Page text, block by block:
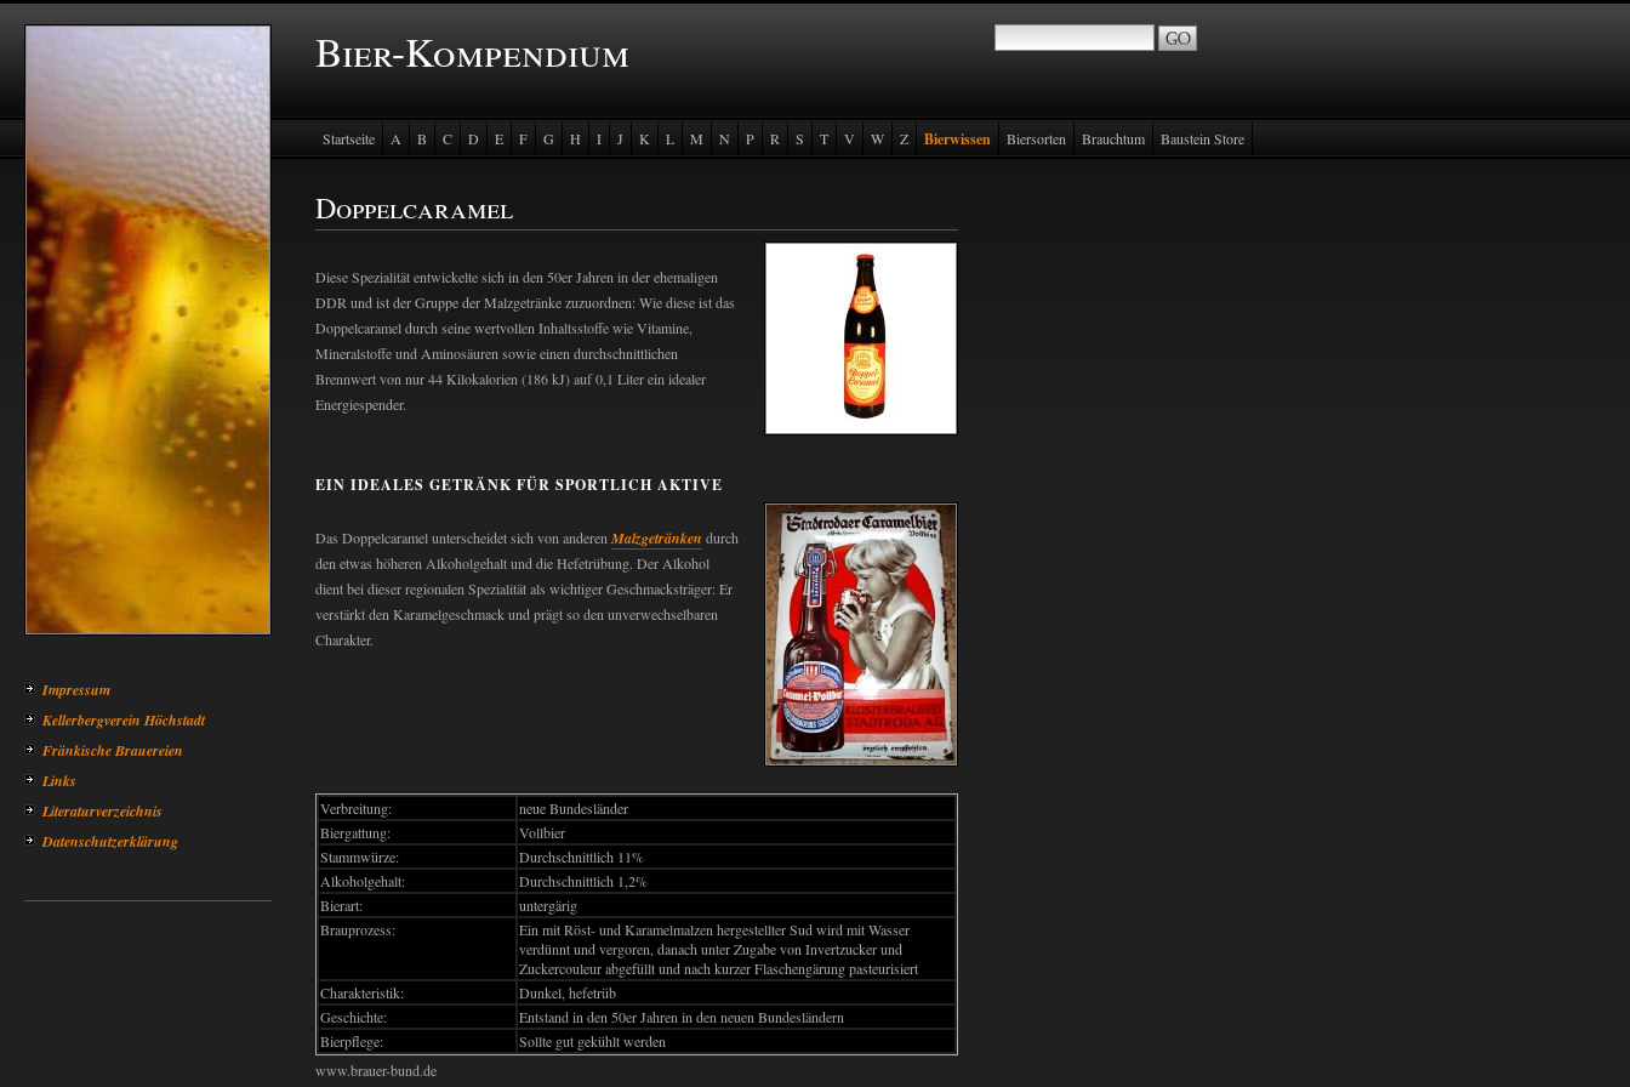
Bier-Kompendium
Impressum
Kellerbergverein Höchstadt
Fränkische Brauereien
Links
Literaturverzeichnis
Datenschutzerklärung
Startseite A B C D E F G H I J K L M N P R S T V W Z Bierwissen Biersorten Brauchtum Baustein Store
Doppelcaramel
Diese Spezialität entwickelte sich in den 50er Jahren in der ehemaligen
DDR und ist der Gruppe der Malzgetränke zuzuordnen: Wie diese ist das
Doppelcaramel durch seine wertvollen Inhaltsstoffe wie Vitamine,
Mineralstoffe und Aminosäuren sowie einen durchschnittlichen
Brennwert von nur 44 Kilokalorien (186 kJ) auf 0,1 Liter ein idealer
Energiespender.
EIN IDEALES GETRÄNK FÜR SPORTLICH AKTIVE
Das Doppelcaramel unterscheidet sich von anderen Malzgetränken durch
den etwas höheren Alkoholgehalt und die Hefetrübung. Der Alkohol
dient bei dieser regionalen Spezialität als wichtiger Geschmacksträger: Er
verstärkt den Karamelgeschmack und prägt so den unverwechselbaren
Charakter.
Verbreitung:
neue Bundesländer
Biergattung:
Vollbier
Stammwürze:
Durchschnittlich 11%
Alkoholgehalt:
Durchschnittlich 1,2%
Bierart:
untergärig
Brauprozess:
Ein mit Röst- und Karamelmalzen hergestellter Sud wird mit Wasser
verdünnt und vergoren, danach unter Zugabe von Invertzucker und
Zuckercouleur abgefüllt und nach kurzer Flaschengärung pasteurisiert
Charakteristik:
Dunkel, hefetrüb
Geschichte:
Entstand in den 50er Jahren in den neuen Bundesländern
Bierpflege:
Sollte gut gekühlt werden
www.brauer-bund.de